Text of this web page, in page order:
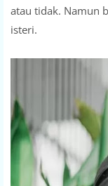
atau tidak. Namun
isteri.